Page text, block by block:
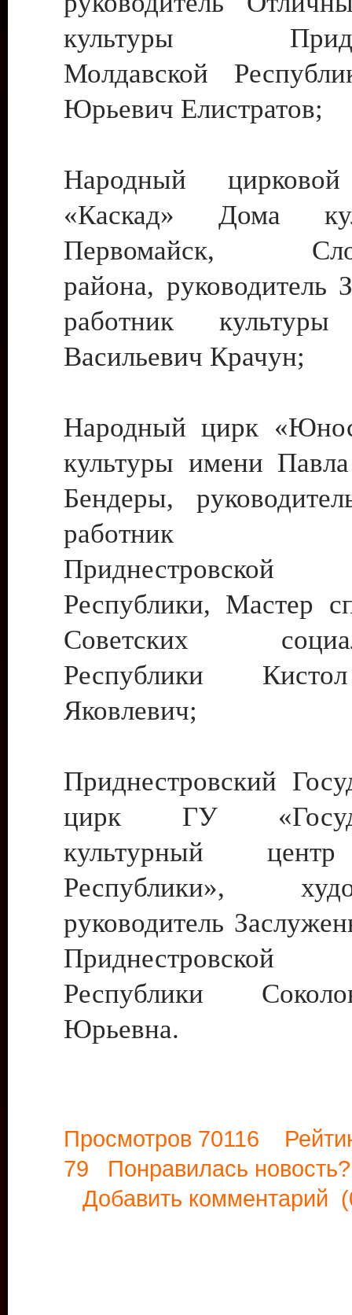
культуры
Молдавской
Юрьевич Елистратов;
Народный цирковой
«Каскад» Дома
Первомайск,
района, руководитель
работник культуры
Васильевич Крачун;
Народный цирк
культуры имени
Бендеры,
работник
Приднестровской
Республики, Мастер
Советских
Республики
Яковлевич;
Приднестровский
цирк ГУ
культурный
Республики»,
руководитель
Приднестровской
Республики
Юрьевна.
Просмотров 70116
79 Понравилась
Добавить комментарий